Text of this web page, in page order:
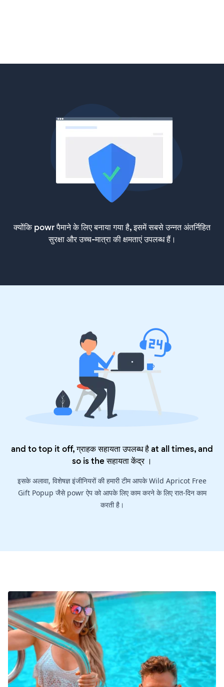
क्योंकि powr पैमाने के लिए बनाया गया है, इसमें सबसे उन्नत अंतर्निहित
सुरक्षा और उच्च-मात्रा की क्षमताएं उपलब्ध हैं।
and to top it off, ग्राहक सहायता उपलब्ध है at all times, and
so is theसहायता केंद्र।
इसके अलावा, विशेषज्ञ इंजीनियरों की हमारी टीम आपके Wild Apricot Free
Gift Popup जैसे powr ऐप को आपके लिए काम करने के लिए रात-दिन काम
करती है।